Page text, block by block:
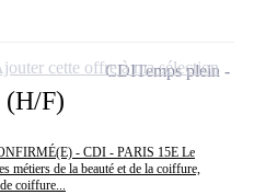
(H/F)
- CDI - PARIS 15E Le
métiers de la beauté et de la coiffure,
coiffure...
CDITemps plein
cette offre à ma sélection